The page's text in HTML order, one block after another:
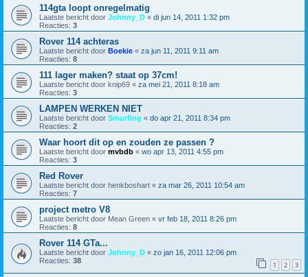
114gta loopt onregelmatig
Laatste bericht door Johnny_D « di jun 14, 2011 1:32 pm
Reacties: 3
Rover 114 achteras
Laatste bericht door Boekie « za jun 11, 2011 9:11 am
Reacties: 8
111 lager maken? staat op 37cm!
Laatste bericht door knip69 « za mei 21, 2011 8:18 am
Reacties: 3
LAMPEN WERKEN NIET
Laatste bericht door Smurfing « do apr 21, 2011 8:34 pm
Reacties: 2
Waar hoort dit op en zouden ze passen ?
Laatste bericht door mvbdb « wo apr 13, 2011 4:55 pm
Reacties: 3
Red Rover
Laatste bericht door henkboshart « za mar 26, 2011 10:54 am
Reacties: 7
project metro V8
Laatste bericht door Mean Green « vr feb 18, 2011 8:26 pm
Reacties: 8
Rover 114 GTa...
Laatste bericht door Johnny_D « zo jan 16, 2011 12:06 pm
Reacties: 38 1 2 3